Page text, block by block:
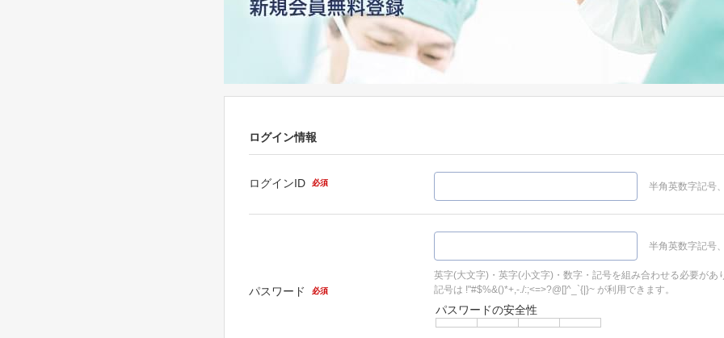
ログイン情報
ログインID 必須 半角英数字記号
パスワード 必須
半角英数字記号
英字(大文字)・英字(小文字)・数字・記号を組み合わせる必要があ
記号は !"#$%&()*+,-./:;<=>?@[]^_`{|}~ が利用できます。
パスワードの安全性